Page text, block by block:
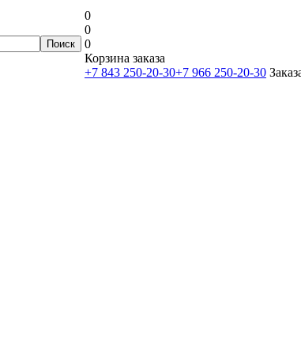
0
0
0
Корзина заказа
+7 843 250-20-30+7 966 250-20-30